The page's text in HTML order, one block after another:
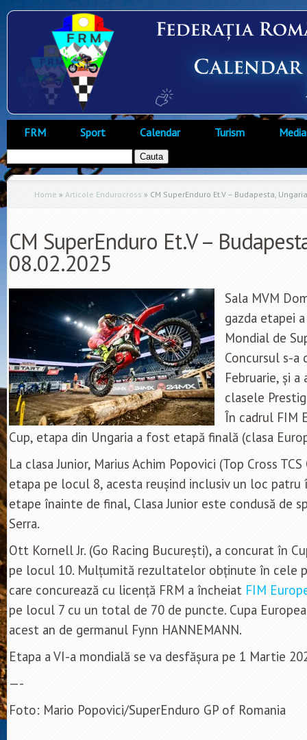
FRM Sport Calendar Turism Media
Home » Articole Endurocross » CM SuperEnduro Et.V – Budapesta,
CM SuperEnduro Et.V –
08.02.2025
Sala MVM
gazda etapei
Mondial de
Concursul s-a
Februarie, și
clasele
În cadrul FIM
Cup, etapa din Ungaria a fost etapă finală (clasa
La clasa Junior, Marius Achim Popovici (Top Cross
etapa pe locul 8, acesta reușind inclusiv un loc patru
etape înainte de final, Clasa Junior este condusă de
Serra.
Ott Kornell Jr. (Go Racing București), a concurat în
pe locul 10. Mulțumită rezultatelor obținute în cele
care concurează cu licență FRM a încheiat FIM
pe locul 7 cu un total de 70 de puncte. Cupa
acest an de germanul Fynn HANNEMANN.
Etapa a VI-a mondială se va desfășura pe 1 Martie
—-
Foto: Mario Popovici/SuperEnduro GP of Romania